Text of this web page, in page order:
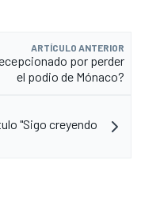
ARTÍCULO ANTERIOR
por perder
el podio de Mónaco?
"Sigo creyendo